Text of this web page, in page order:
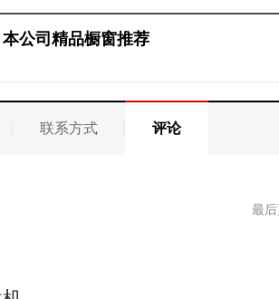
本公司精品橱窗推荐
联系方式 评论
最